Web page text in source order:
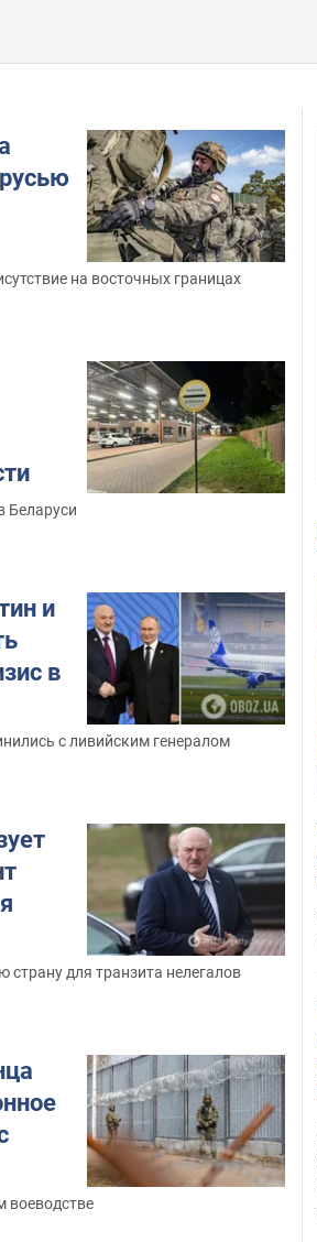
на восточных границах
Беларуси
и
в
с ливийским генералом
страну для транзита нелегалов
воеводстве